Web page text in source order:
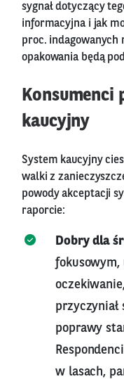
sygnał dotyczący
informacyjna i jak
proc. indagowanych
opakowania będą
Konsumenci
kaucyjny
System kaucyjny
walki z
powody akceptacji
raporcie:
Dobry dla
przyczyniał
poprawy
w lasach,